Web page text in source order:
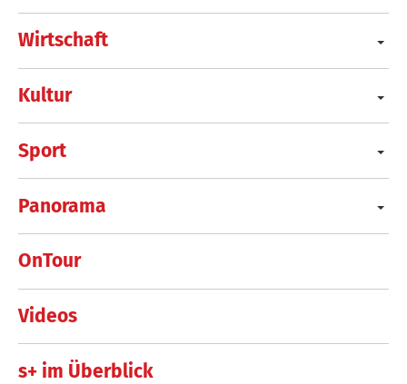
Wirtschaft
Kultur
Sport
Panorama
OnTour
Videos
s+ im Überblick